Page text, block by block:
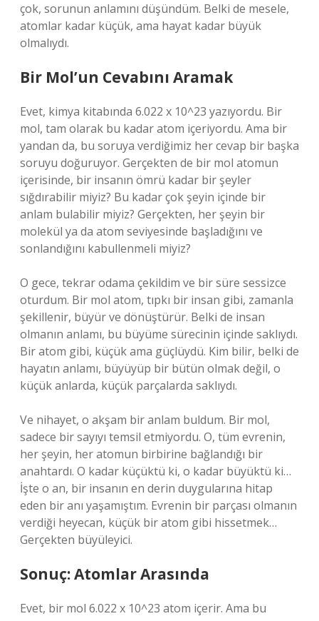
çok, sorunun anlamını düşündüm. Belki de mesele,
atomlar kadar küçük, ama hayat kadar büyük
olmalıydı.
Bir Mol’un Cevabını Aramak
Evet, kimya kitabında 6.022 x 10^23 yazıyordu. Bir
mol, tam olarak bu kadar atom içeriyordu. Ama bir
yandan da, bu soruya verdiğimiz her cevap bir başka
soruyu doğuruyor. Gerçekten de bir mol atomun
içerisinde, bir insanın ömrü kadar bir şeyler
sığdırabilir miyiz? Bu kadar çok şeyin içinde bir
anlam bulabilir miyiz? Gerçekten, her şeyin bir
molekül ya da atom seviyesinde başladığını ve
sonlandığını kabullenmeli miyiz?
O gece, tekrar odama çekildim ve bir süre sessizce
oturdum. Bir mol atom, tıpkı bir insan gibi, zamanla
şekillenir, büyür ve dönüştürür. Belki de insan
olmanın anlamı, bu büyüme sürecinin içinde saklıydı.
Bir atom gibi, küçük ama güçlüydü. Kim bilir, belki de
hayatın anlamı, büyüyüp bir bütün olmak değil, o
küçük anlarda, küçük parçalarda saklıydı.
Ve nihayet, o akşam bir anlam buldum. Bir mol,
sadece bir sayıyı temsil etmiyordu. O, tüm evrenin,
her şeyin, her atomun birbirine bağlandığı bir
anahtardı. O kadar küçüktü ki, o kadar büyüktü ki…
İşte o an, bir insanın en derin duygularına hitap
eden bir anı yaşamıştım. Evrenin bir parçası olmanın
verdiği heyecan, küçük bir atom gibi hissetmek…
Gerçekten büyüleyici.
Sonuç: Atomlar Arasında
Evet, bir mol 6.022 x 10^23 atom içerir. Ama bu